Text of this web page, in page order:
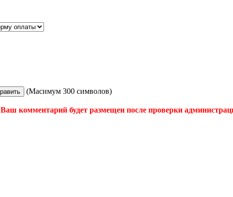
(Масимум 300 символов)
Ваш комментарий будет размещен после проверки